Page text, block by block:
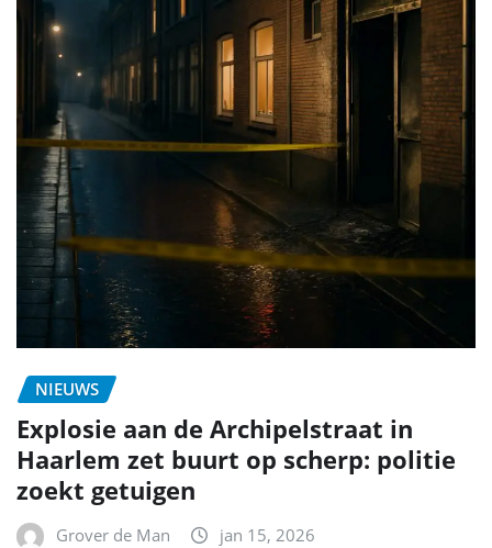
NIEUWS
Explosie aan de Archipelstraat in
Haarlem zet buurt op scherp: politie
zoekt getuigen
Grover de Man jan 15, 2026